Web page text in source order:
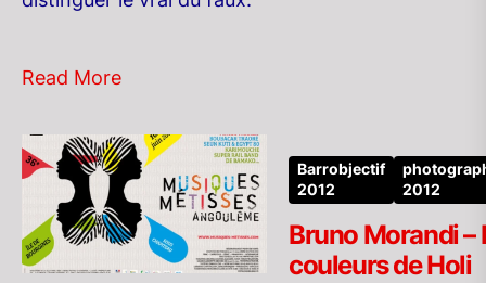
Read More
Barrobjectif
2012
2012
Bruno Morandi –
couleurs de Holi